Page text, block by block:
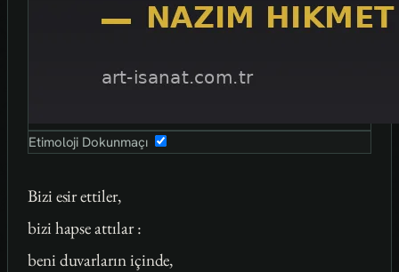
Etimoloji Dokunmaçı
Bizi esir ettiler,
bizi hapse attılar :
beni duvarların içinde,